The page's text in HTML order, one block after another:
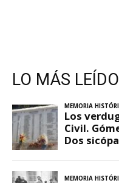
LO MÁS LEÍDO